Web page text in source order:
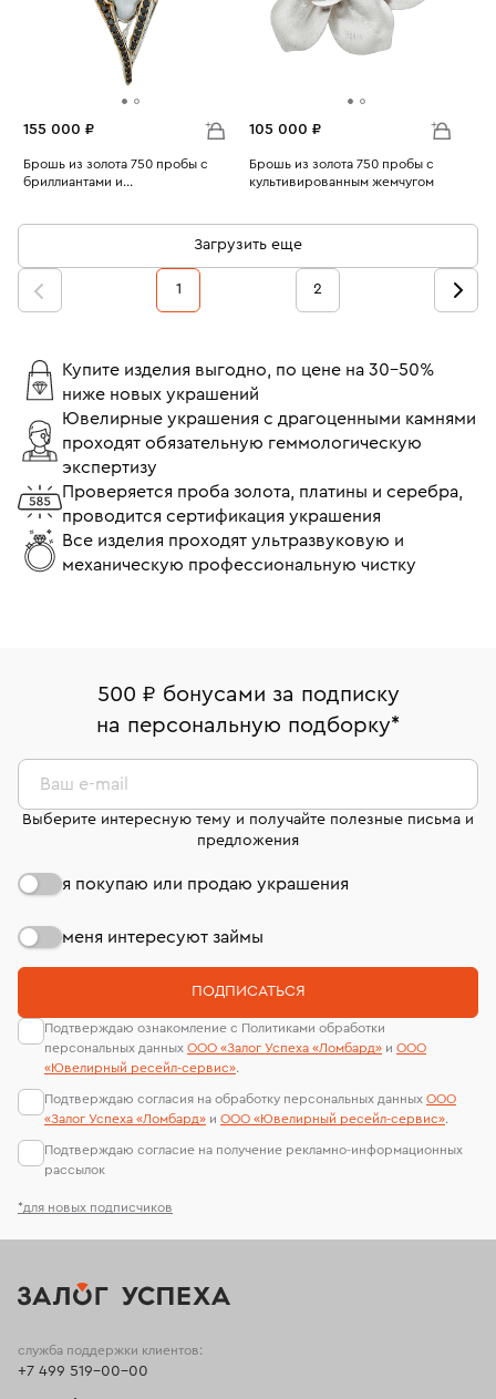
155 000 ₽
Брошь из золота 750 пробы с
бриллиантами и
105 000 ₽
Брошь из золота 750 пробы с
культивированным жемчугом
Загрузить еще
1 2
Купите изделия выгодно, по цене на 30-50%
ниже новых украшений
Ювелирные украшения с драгоценными камнями
проходят обязательную геммологическую
экспертизу
Проверяется проба золота, платины и серебра,
проводится сертификация украшения
Все изделия проходят ультразвуковую и
механическую профессиональную чистку
500 ₽ бонусами за подписку
на персональную подборку*
*для новых подписчиков
Ваш e-mail
Выберите интересную тему и получайте полезные письма и
предложения
я покупаю или продаю украшения
меня интересуют займы
ПОДПИСАТЬСЯ
Подтверждаю ознакомление с Политиками обработки
персональных данных ООО «Залог Успеха «Ломбард» и ООО
«Ювелирный ресейл-сервиc».
Подтверждаю согласия на обработку персональных данных ООО
«Залог Успеха «Ломбард» и ООО «Ювелирный ресейл-сервиc».
Подтверждаю согласие на получение рекламно-информационных
рассылок
служба поддержки клиентов:
+7 499 519-00-00